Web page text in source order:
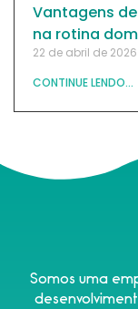
Vantagens
na rotina
22 de abril de 2026
CONTINUE LENDO...
Somos uma